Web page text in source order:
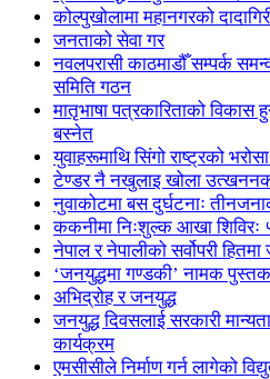
कोल्पुखोलामा महानगरको
जनताको सेवा गर
नवलपरासी काठमाडौँ सम्पर्क
समिति गठन
मातृभाषा पत्रकारिताको
बस्नेत
युवाहरूमाथि सिंगो राष्ट्रको
टेण्डर नै नखुलाइ खोला उत्खननको
नुवाकोटमा बस दुर्घटनाः
ककनीमा निःशुल्क आखा शिविरः
नेपाल र नेपालीको सर्वोपरी
‘जनयुद्धमा गण्डकी’ नामक पुस्तक
अभिद्रोह र जनयुद्ध
जनयुद्ध दिवसलाई सरकारी
कार्यक्रम
एमसीसीले निर्माण गर्न लागेको